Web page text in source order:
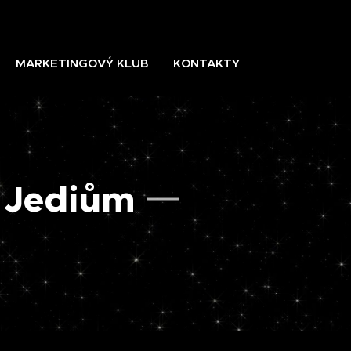
MARKETINGOVÝ KLUB KONTAKTY